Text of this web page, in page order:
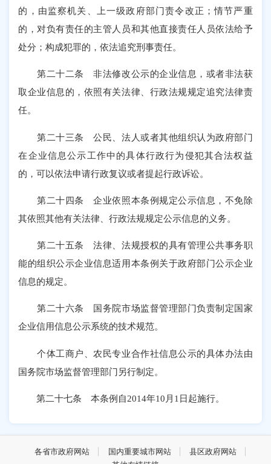
的，由监察机关、上一级政府部门责令改正；情节严重
的，对负有责任的主管人员和其他直接责任人员依法给予
处分；构成犯罪的，依法追究刑事责任。
第二十二条 非法修改公示的企业信息，或者非法获
取企业信息的，依照有关法律、行政法规规定追究法律责
任。
第二十三条 公民、法人或者其他组织认为政府部门
在企业信息公示工作中的具体行政行为侵犯其合法权益
的，可以依法申请行政复议或者提起行政诉讼。
第二十四条 企业依照本条例规定公示信息，不免除
其依照其他有关法律、行政法规规定公示信息的义务。
第二十五条 法律、法规授权的具有管理公共事务职
能的组织公示企业信息适用本条例关于政府部门公示企业
信息的规定。
第二十六条 国务院市场监督管理部门负责制定国家
企业信用信息公示系统的技术规范。
个体工商户、农民专业合作社信息公示的具体办法由
国务院市场监督管理部门另行制定。
第二十七条 本条例自2014年10月1日起施行。
各省市政府网站 国内重要城市网站
县区政府网站